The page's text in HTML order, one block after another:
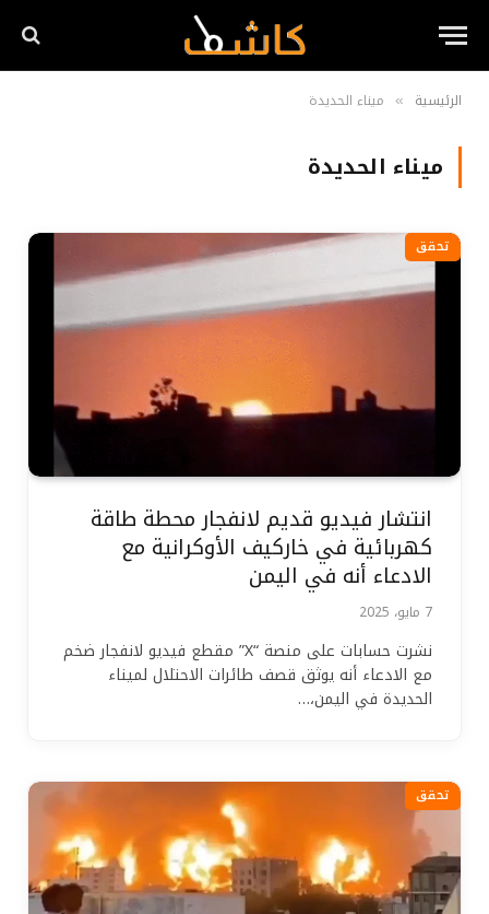
الرئيسية » ميناء الحديدة
ميناء الحديدة
تحقق
انتشار فيديو قديم لانفجار محطة طاقة
كهربائية في خاركيف الأوكرانية مع
الادعاء أنه في اليمن
7 مايو، 2025
نشرت حسابات على منصة “X” مقطع فيديو لانفجار ضخم
مع الادعاء أنه يوثق قصف طائرات الاحتلال لميناء
الحديدة في اليمن،…
تحقق